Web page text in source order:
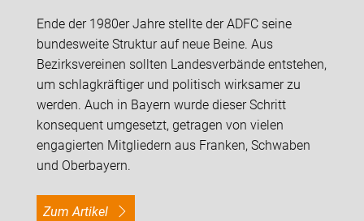
Ende der 1980er Jahre stellte der ADFC seine
bundesweite Struktur auf neue Beine. Aus
Bezirksvereinen sollten Landesverbände entstehen,
um schlagkräftiger und politisch wirksamer zu
werden. Auch in Bayern wurde dieser Schritt
konsequent umgesetzt, getragen von vielen
engagierten Mitgliedern aus Franken, Schwaben
und Oberbayern.
Zum Artikel